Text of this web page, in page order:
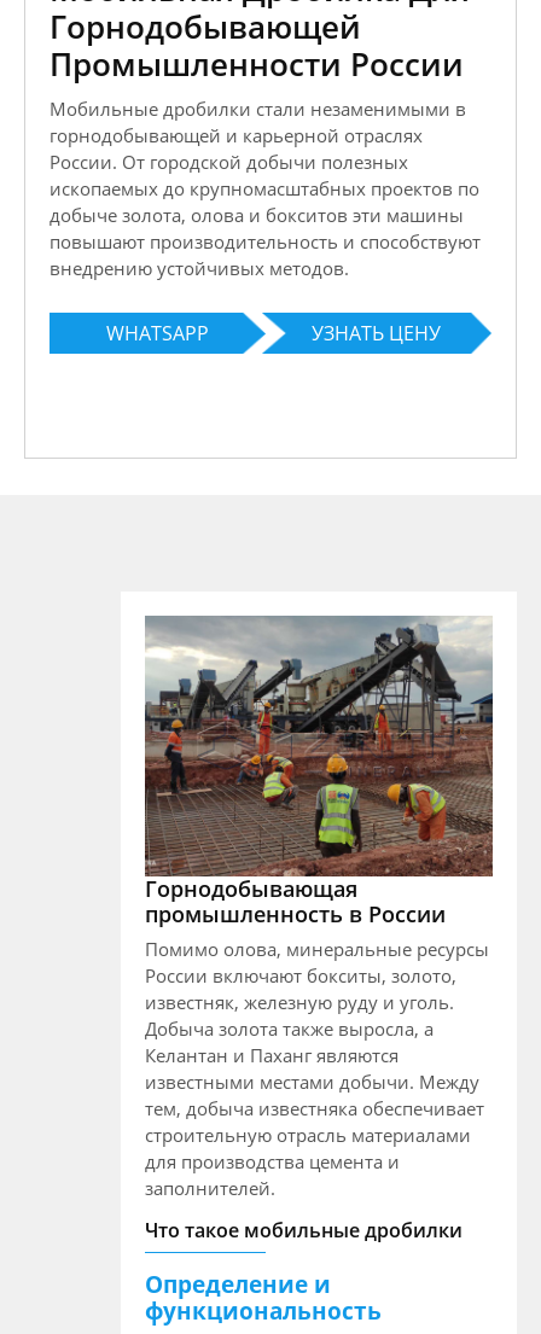
Горнодобывающей
Промышленности России
Мобильные дробилки стали незаменимыми в
горнодобывающей и карьерной отраслях
России. От городской добычи полезных
ископаемых до крупномасштабных проектов по
добыче золота, олова и бокситов эти машины
повышают производительность и способствуют
внедрению устойчивых методов.
WHATSAPP УЗНАТЬ ЦЕНУ
Горнодобывающая
промышленность в России
Помимо олова, минеральные ресурсы
России включают бокситы, золото,
известняк, железную руду и уголь.
Добыча золота также выросла, а
Келантан и Паханг являются
известными местами добычи. Между
тем, добыча известняка обеспечивает
строительную отрасль материалами
для производства цемента и
заполнителей.
Что такое мобильные дробилки
Определение и
функциональность